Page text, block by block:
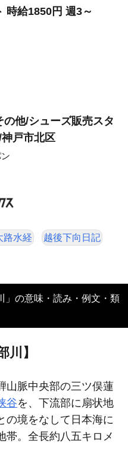
時給1850円 週3～
他/シューズ販売スタ
戸市北区
路水経 越後下向日記
川】
山脈中央部の三ツ俣蓮
谷を、下流部に扇状地
の境をなして日本海に
帯。全長約八五キロメ